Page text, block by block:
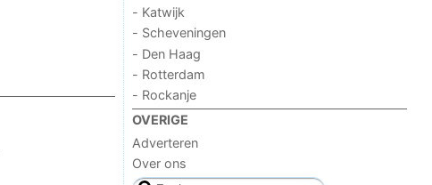
- Katwijk
- Scheveningen
- Den Haag
- Rotterdam
- Rockanje
OVERIGE
Adverteren
Over ons